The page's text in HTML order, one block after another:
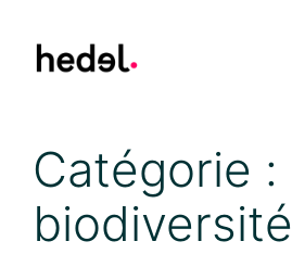
Aller
Catégorie :
biodiversité